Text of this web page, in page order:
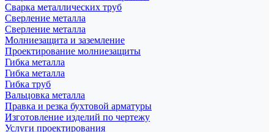
Сварка металлических труб
Сверление металла
Сверление металла
Молниезащита и заземление
Проектирование молниезащиты
Гибка металла
Гибка металла
Гибка труб
Вальцовка металла
Правка и резка бухтовой арматуры
Изготовление изделий по чертежу
Услуги проектирования